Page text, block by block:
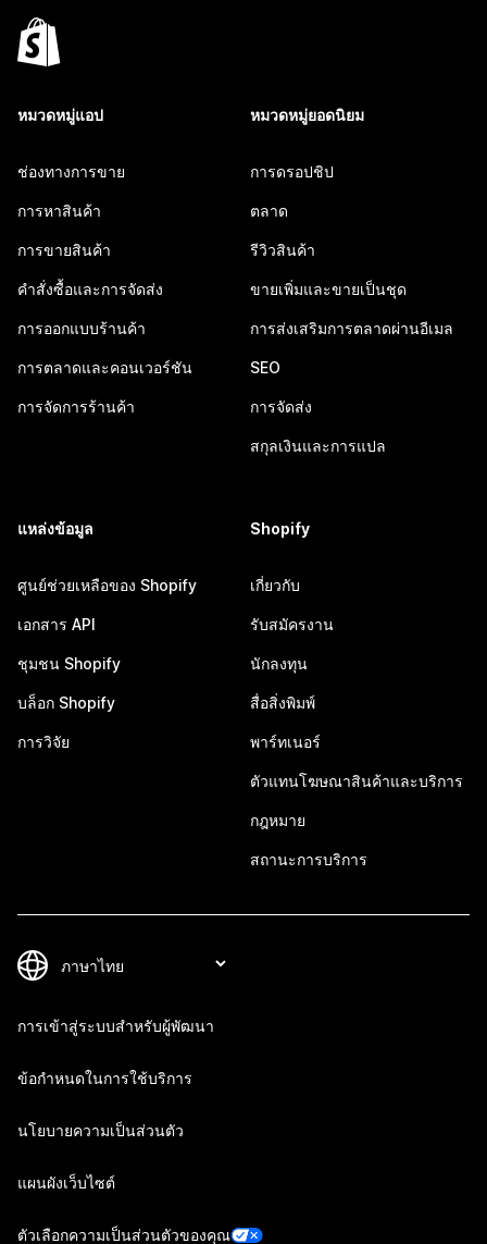
หมวดหมู่แอป
ช่องทางการขาย
การหาสินค้า
การขายสินค้า
คำสั่งซื้อและการจัดส่ง
การออกแบบร้านค้า
การตลาดและคอนเวอร์ชัน
การจัดการร้านค้า
หมวดหมู่ยอดนิยม
การดรอปชิป
ตลาด
รีวิวสินค้า
ขายเพิ่มและขายเป็นชุด
การส่งเสริมการตลาดผ่านอีเมล
SEO
การจัดส่ง
สกุลเงินและการแปล
แหล่งข้อมูล
ศูนย์ช่วยเหลือของ Shopify
เอกสาร API
ชุมชน Shopify
บล็อก Shopify
การวิจัย
Shopify
เกี่ยวกับ
รับสมัครงาน
นักลงทุน
สื่อสิ่งพิมพ์
พาร์ทเนอร์
ตัวแทนโฆษณาสินค้าและบริการ
กฎหมาย
สถานะการบริการ
การเข้าสู่ระบบสำหรับผู้พัฒนา
ข้อกำหนดในการใช้บริการ
นโยบายความเป็นส่วนตัว
แผนผังเว็บไซต์
ตัวเลือกความเป็นส่วนตัวของคุณ